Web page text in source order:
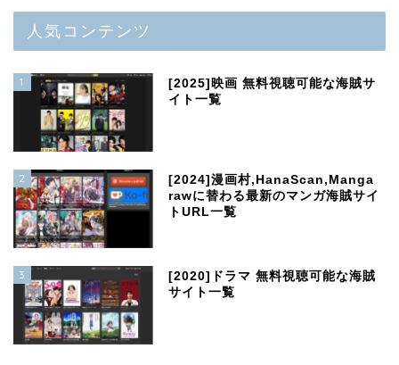
人気コンテンツ
1
[2025]映画 無料視聴可能な海賊サ
イト一覧
2
[2024]漫画村,HanaScan,Manga
rawに替わる最新のマンガ海賊サイ
トURL一覧
3
[2020]ドラマ 無料視聴可能な海賊
サイト一覧